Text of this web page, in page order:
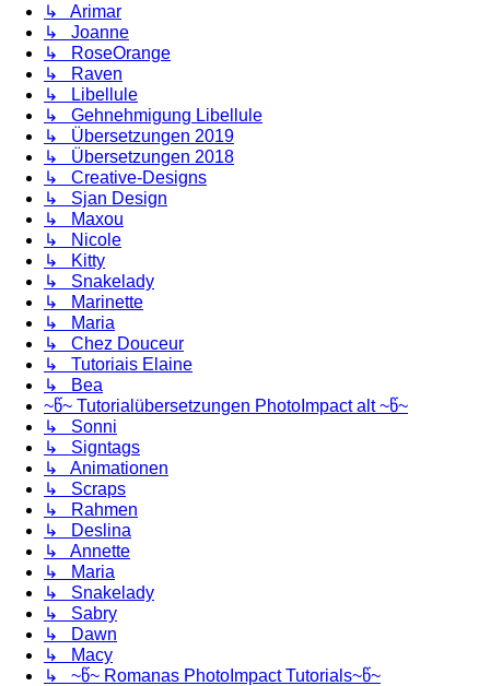
↳ Arimar
↳ Joanne
↳ RoseOrange
↳ Raven
↳ Libellule
↳ Gehnehmigung Libellule
↳ Übersetzungen 2019
↳ Übersetzungen 2018
↳ Creative-Designs
↳ Sjan Design
↳ Maxou
↳ Nicole
↳ Kitty
↳ Snakelady
↳ Marinette
↳ Maria
↳ Chez Douceur
↳ Tutoriais Elaine
↳ Bea
~წ~ Tutorialübersetzungen PhotoImpact alt ~წ~
↳ Sonni
↳ Signtags
↳ Animationen
↳ Scraps
↳ Rahmen
↳ Deslina
↳ Annette
↳ Maria
↳ Snakelady
↳ Sabry
↳ Dawn
↳ Macy
↳ ~წ~ Romanas PhotoImpact Tutorials~წ~